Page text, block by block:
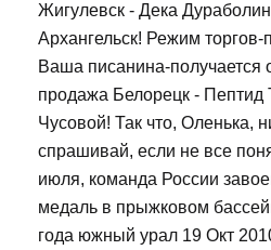
Жигулевск - Дека
Архангельск! Режим торгов-
Ваша писанина-
продажа Белорецк - Пептид
Чусовой! Так что, Оленька,
спрашивай, если не все
июля, команда России
медаль в прыжковом
года южный урал 19 Окт